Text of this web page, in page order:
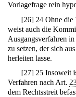
Vorlagefrage rein
[26] 24 Ohne die
weist auch die
Ausgangsverfahren
zu setzen, der sich
herleiten lasse.
[27] 25 Insoweit
Verfahren nach Art.
dem Rechtsstreit